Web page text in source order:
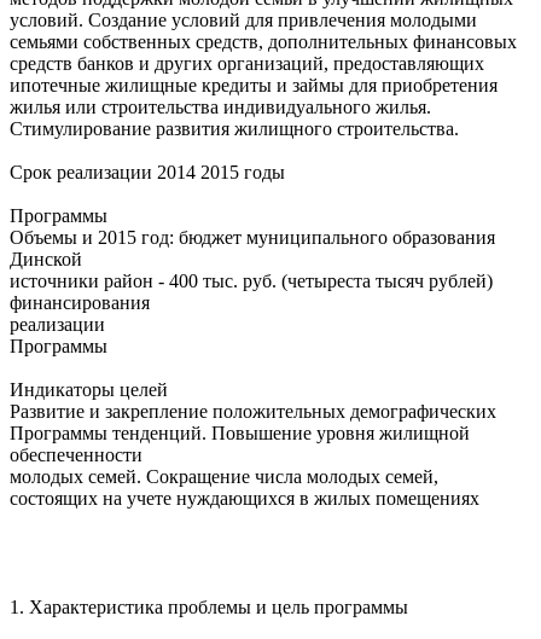
условий. Создание условий для привлечения молодыми
семьями собственных средств, дополнительных финансовых
средств банков и других организаций, предоставляющих
ипотечные жилищные кредиты и займы для приобретения
жилья или строительства индивидуального жилья.
Стимулирование развития жилищного строительства.
Срок реализации 2014 2015 годы
Программы
Объемы и 2015 год: бюджет муниципального образования
Динской
источники район - 400 тыс. руб. (четыреста тысяч рублей)
финансирования
реализации
Программы
Индикаторы целей
Развитие и закрепление положительных демографических
Программы тенденций. Повышение уровня жилищной
обеспеченности
молодых семей. Сокращение числа молодых семей,
состоящих на учете нуждающихся в жилых помещениях
1. Характеристика проблемы и цель программы